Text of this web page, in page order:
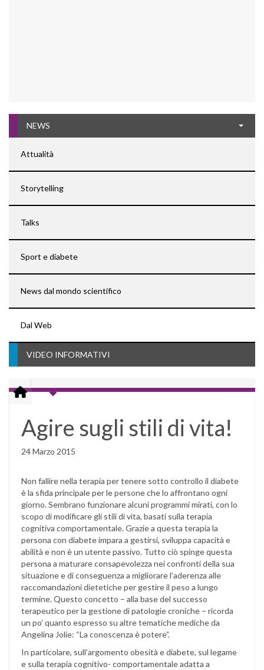
NEWS
Attualità
Storytelling
Talks
Sport e diabete
News dal mondo scientifico
Dal Web
VIDEO INFORMATIVI
Agire sugli stili di vita!
24 Marzo 2015
Non fallire nella terapia per tenere sotto controllo il diabete
è la sfida principale per le persone che lo affrontano ogni
giorno. Sembrano funzionare alcuni programmi mirati, con lo
scopo di modificare gli stili di vita, basati sulla terapia
cognitiva comportamentale. Grazie a questa terapia la
persona con diabete impara a gestirsi, sviluppa capacità e
abilità e non è un utente passivo. Tutto ciò spinge questa
persona a maturare consapevolezza nei confronti della sua
situazione e di conseguenza a migliorare l’aderenza alle
raccomandazioni dietetiche per gestire il peso a lungo
termine. Questo concetto – alla base del successo
terapeutico per la gestione di patologie croniche – ricorda
un po’ quanto espresso su altre tematiche mediche da
Angelina Jolie: “La conoscenza è potere”.
In particolare, sull’argomento obesità e diabete, sul legame
e sulla terapia cognitivo- comportamentale adatta a